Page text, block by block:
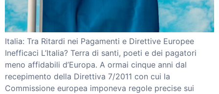
Italia: Tra Ritardi nei Pagamenti e Direttive Europee
Inefficaci L’Italia? Terra di santi, poeti e dei pagatori
meno affidabili d’Europa. A ormai cinque anni dal
recepimento della Direttiva 7/2011 con cui la
Commissione europea imponeva regole precise sui